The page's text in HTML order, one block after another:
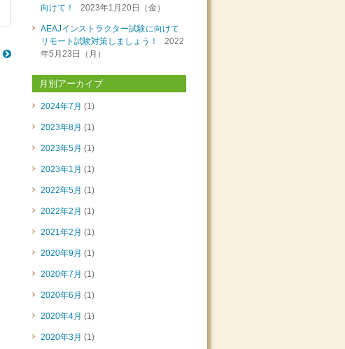
向けて！
2023年1月20日（金）
AEAJインストラクター試験に向けて
リモート試験対策しましょう！
2022
年5月23日（月）
月別アーカイブ
2024年7月 (1)
2023年8月 (1)
2023年5月 (1)
2023年1月 (1)
2022年5月 (1)
2022年2月 (1)
2021年2月 (1)
2020年9月 (1)
2020年7月 (1)
2020年6月 (1)
2020年4月 (1)
2020年3月 (1)